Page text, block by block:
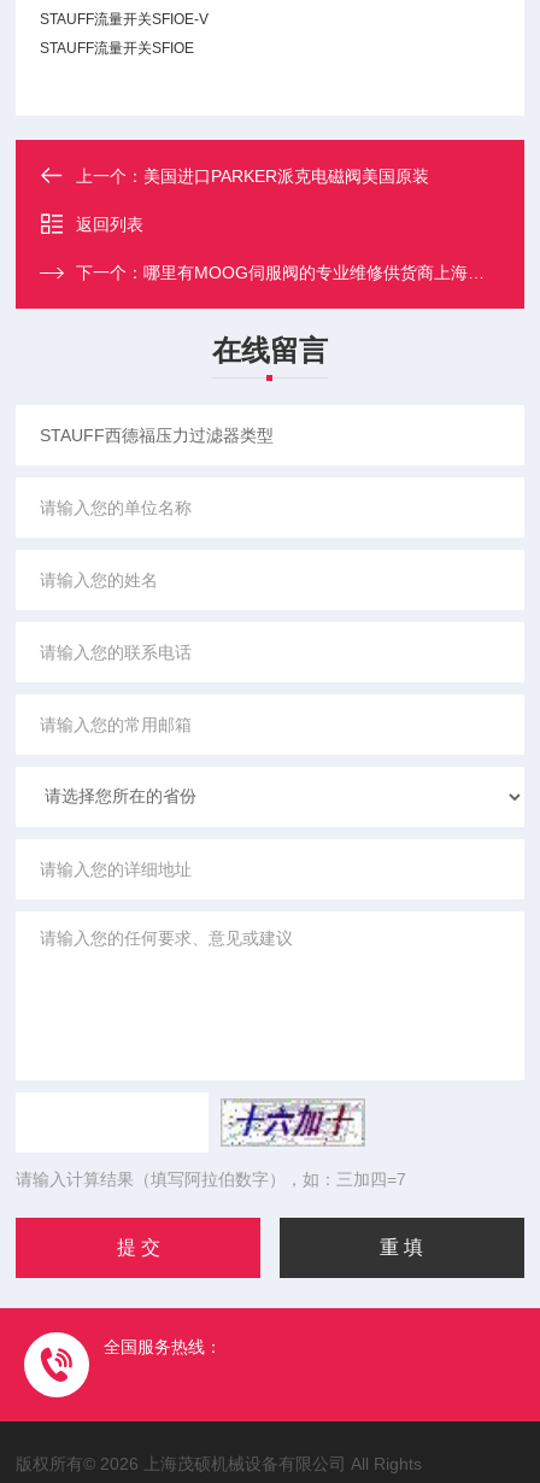
STAUFF流量开关SFIOE-V
STAUFF流量开关SFIOE
上一个： 美国进口PARKER派克电磁阀美国原装
返回列表
下一个：哪里有MOOG伺服阀的专业维修供货商上海茂硕
在线留言
请输入计算结果（填写阿拉伯数字），如：三加四=7
全国服务热线：
版权所有© 2026 上海茂硕机械设备有限公司 All Rights